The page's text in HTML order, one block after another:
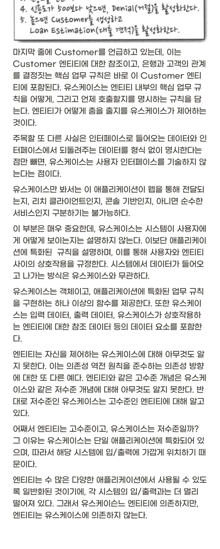
마지막 줄에 Customer를 언급하고 있는데, 이는
Customer 엔티티에 대한 참조이고, 은행과 고객의 관계
를 결정짓는 핵심 업무 규칙은 바로 이 Customer 엔티
티에 포함된다. 유스케이스는 엔티티 내부의 핵심 업무 규
칙을 어떻게, 그리고 언제 호출할지를 명시하는 규칙을 담
는다. 엔티티가 어떻게 춤을 출지를 유스케이스가 제어하는
것이다.
주목할 또 다른 사실은 인터페이스로 들어오는 데이터와 인
터페이스에서 되돌려주는 데이터를 형식 없이 명시한다는
점만 빼면, 유스케이스는 사용자 인터페이스를 기술하지 않
는다는 점이다.
유스케이스만 봐서는 이 애플리케이션이 웹을 통해 전달되
는지, 리치 클라이언트인지, 콘솔 기반인지, 아니면 순수한
서비스인지 구분하기는 불가능하다.
이 부분은 매우 중요한데, 유스케이스는 시스템이 사용자에
게 어떻게 보이는지는 설명하지 않는다. 이보단 애플리케이
션에 특화된  규칙을 설명하며, 이를 통해 사용자와 엔티티
사이의 상호작용을 규정한다. 시스템에서 데이터가 들어오
고 나가는 방식은 유스케이스와 무관하다.
유스케이스는 객체이고, 애플리케이션에 특화된 업무 규칙
을 구현하는 하나 이상의 함수를 제공한다. 또한 유스케이
스는 입력 데이터, 출력 데이터, 유스케이스가 상호작용하
는 엔티티에 대한 참조 데이터 등의 데이터 요소를 포함한
다.
엔티티는 자신을 제어하는 유스케이스에 대해 아무것도 알
지 못한다. 이는 의존성 역전 원칙을 준수하는 의존성 방향
에 대한 또 다른 예다. 엔티티와 같은 고수준 개념은 유스케
이스와 같은 저수준 개념에 대해 아무것도 알지 못한다. 반
대로 저수준인 유스케이스는 고수준인 엔티티에 대해 알고
있다.
어째서 엔티티는 고수준이고, 유스케이스는 저수준일까?
그 이유는 유스케이스는 단일 애플리케이션에 특화되어 있
으며, 따라서 해당 시스템에 입/출력에 가깝게 위치하기 때
문이다.
엔티티는 수 많은 다양한 애플리케이션에서 사용될 수 있도
록 일반화된 것이기에, 각 시스템의 입/출력과는 더 멀리
떨어져 있다. 그래서 유스케이슨느 엔티티에 의존하지만,
엔티티는 유스케이스에 의존하지 않는다.